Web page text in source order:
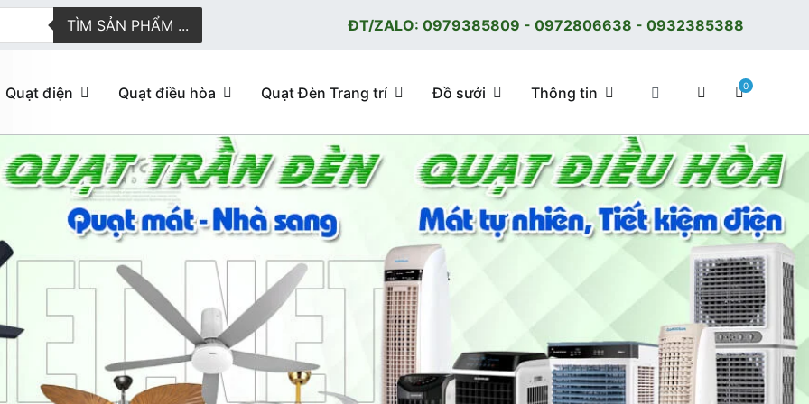
TÌM SẢN PHẨM ... ĐT/ZALO: 0979385809 - 0972806638 - 0932385388
tuyến giao hàng nhanh
hòa, quạt trần đèn trang trí, đèn trang trí chính Hãng, loại tốt, giá tốt, có F.reeShip tại Hà Nội
Quạt điện Quạt điều hòa Quạt Đèn Trang trí Đồ sưởi Thông tin 0